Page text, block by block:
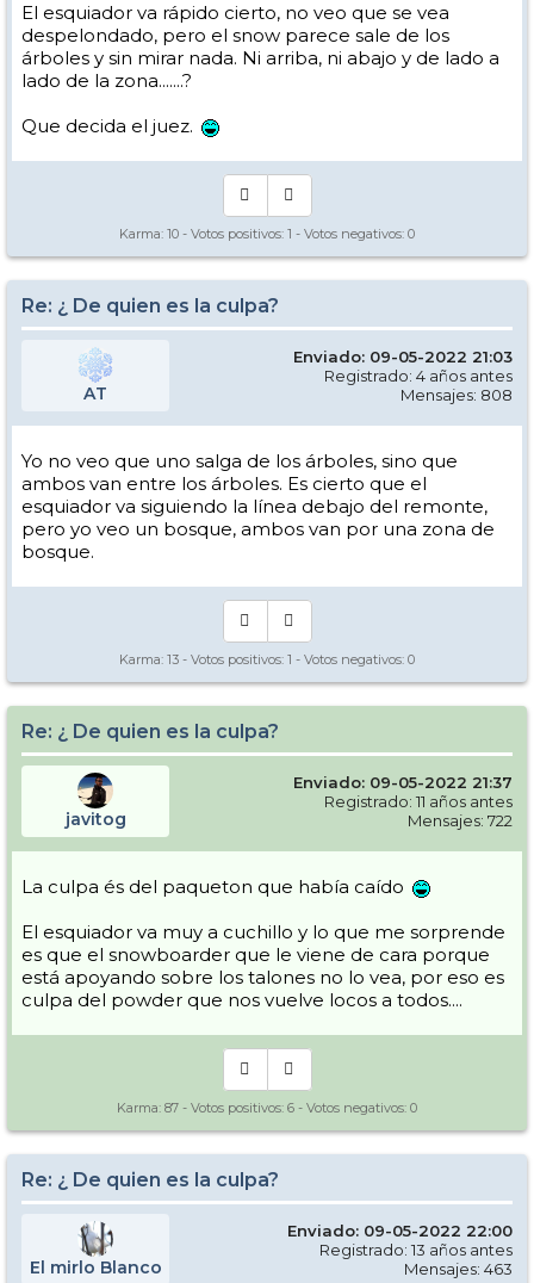
El esquiador va rápido cierto, no veo que se vea
despelondado, pero el snow parece sale de los
árboles y sin mirar nada. Ni arriba, ni abajo y de lado a
lado de la zona.......?
Que decida el juez.
Karma: 10 - Votos positivos: 1 - Votos negativos: 0
Re: ¿ De quien es la culpa?
AT
Enviado: 09-05-2022 21:03
Registrado: 4 años antes
Mensajes: 808
Yo no veo que uno salga de los árboles, sino que
ambos van entre los árboles. Es cierto que el
esquiador va siguiendo la línea debajo del remonte,
pero yo veo un bosque, ambos van por una zona de
bosque.
Karma: 13 - Votos positivos: 1 - Votos negativos: 0
Re: ¿ De quien es la culpa?
javitog
Enviado: 09-05-2022 21:37
Registrado: 11 años antes
Mensajes: 722
La culpa és del paqueton que había caído
El esquiador va muy a cuchillo y lo que me sorprende
es que el snowboarder que le viene de cara porque
está apoyando sobre los talones no lo vea, por eso es
culpa del powder que nos vuelve locos a todos....
Karma: 87 - Votos positivos: 6 - Votos negativos: 0
Re: ¿ De quien es la culpa?
El mirlo Blanco
Enviado: 09-05-2022 22:00
Registrado: 13 años antes
Mensajes: 463